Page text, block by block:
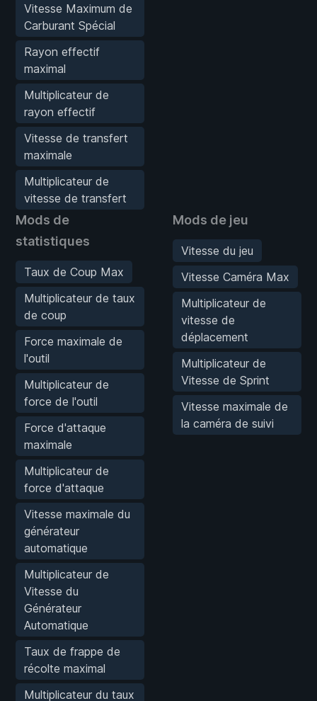
Vitesse Maximum de
Carburant Spécial
Rayon effectif
maximal
Multiplicateur de
rayon effectif
Vitesse de transfert
maximale
Multiplicateur de
vitesse de transfert
Mods de
statistiques
Taux de Coup Max
Multiplicateur de taux
de coup
Force maximale de
l'outil
Multiplicateur de
force de l'outil
Force d'attaque
maximale
Multiplicateur de
force d'attaque
Vitesse maximale du
générateur
automatique
Multiplicateur de
Vitesse du
Générateur
Automatique
Taux de frappe de
récolte maximal
Multiplicateur du taux
Mods de jeu
Vitesse du jeu
Vitesse Caméra Max
Multiplicateur de
vitesse de
déplacement
Multiplicateur de
Vitesse de Sprint
Vitesse maximale de
la caméra de suivi